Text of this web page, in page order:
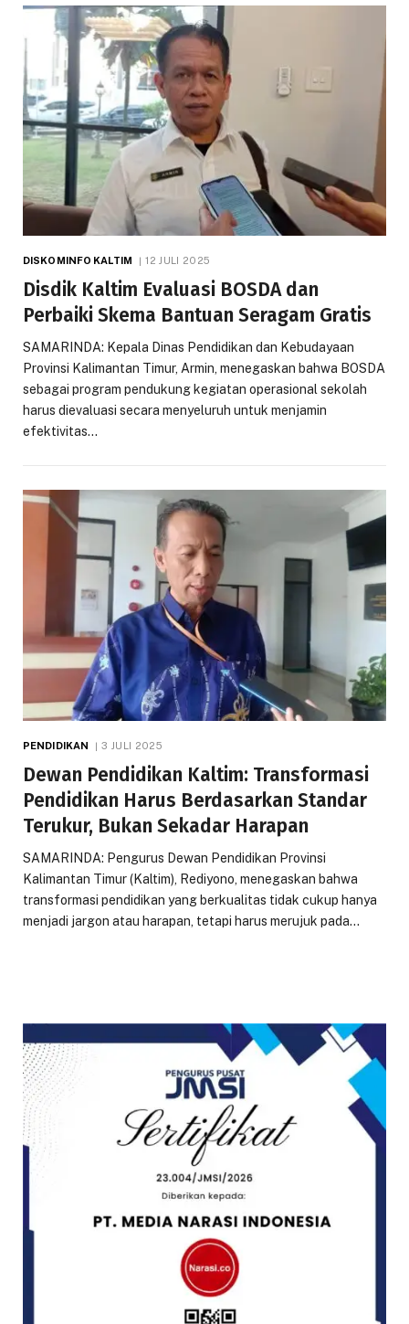
DISKOMINFO KALTIM 12 JULI 2025
Disdik Kaltim Evaluasi BOSDA dan
Perbaiki Skema Bantuan Seragam Gratis
SAMARINDA: Kepala Dinas Pendidikan dan Kebudayaan
Provinsi Kalimantan Timur, Armin, menegaskan bahwa BOSDA
sebagai program pendukung kegiatan operasional sekolah
harus dievaluasi secara menyeluruh untuk menjamin
efektivitas…
PENDIDIKAN 3 JULI 2025
Dewan Pendidikan Kaltim: Transformasi
Pendidikan Harus Berdasarkan Standar
Terukur, Bukan Sekadar Harapan
SAMARINDA: Pengurus Dewan Pendidikan Provinsi
Kalimantan Timur (Kaltim), Rediyono, menegaskan bahwa
transformasi pendidikan yang berkualitas tidak cukup hanya
menjadi jargon atau harapan, tetapi harus merujuk pada…